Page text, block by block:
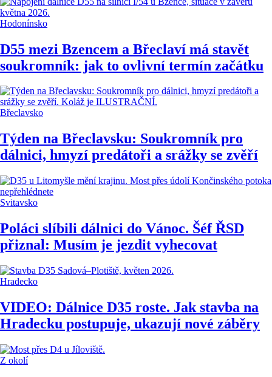
Hodonínsko
D55 mezi Bzencem a Břeclaví má stavět
soukromník: jak to ovlivní termín začátku
Břeclavsko
Týden na Břeclavsku: Soukromník pro
dálnici, hmyzí predátoři a srážky se zvěří
Svitavsko
Poláci slíbili dálnici do Vánoc. Šéf ŘSD
přiznal: Musím je jezdit vyhecovat
Hradecko
VIDEO: Dálnice D35 roste. Jak stavba na
Hradecku postupuje, ukazují nové záběry
Z okolí